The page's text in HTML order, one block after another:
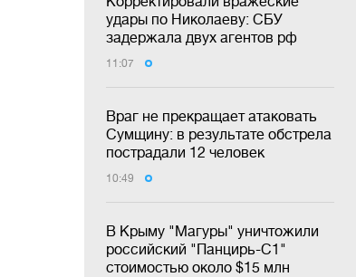
удары по Николаеву: СБУ
задержала двух агентов рф
11:07
Враг не прекращает атаковать
Сумщину: в результате обстрела
пострадали 12 человек
10:49
В Крыму "Магуры" уничтожили
российский "Панцирь-С1"
стоимостью около $15 млн